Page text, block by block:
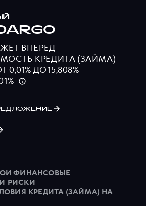
ВПЕРЕД
КРЕДИТА (ЗАЙМА)
ДО 15,808%
ФИНАНСОВЫЕ
РИСКИ
КРЕДИТА (ЗАЙМА) НА